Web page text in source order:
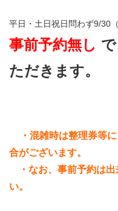
平日・土日祝日問わず9/30
事前予約無し
ただきます。
・混雑時は整理券等
合がございます。
・なお、事前予約は出
い。